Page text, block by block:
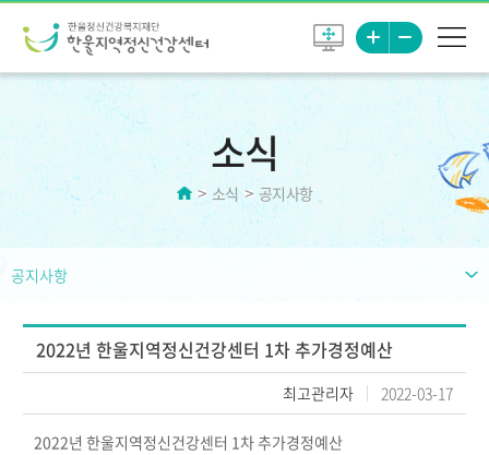
소식
소식 공지사항
공지사항
2022년 한울지역정신건강센터 1차 추가경정예산
최고관리자 2022-03-17
2022년 한울지역정신건강센터 1차 추가경정예산